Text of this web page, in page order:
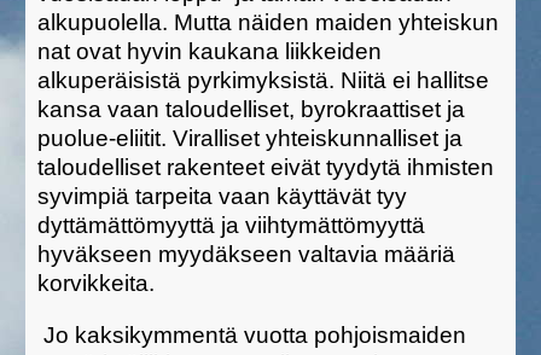
alkupuolella. Mutta näiden maiden yhteiskun
nat ovat hyvin kaukana liikkeiden
alkuperäisistä pyrkimyksistä. Niitä ei hallitse
kansa vaan taloudelliset, byrokraattiset ja
puolue-eliitit. Viralliset yhteiskunnalliset ja
taloudelliset rakenteet eivät tyydytä ihmisten
syvimpiä tarpeita vaan käyttävät tyy
dyttämättömyyttä ja viihtymättömyyttä
hyväkseen myydäkseen valtavia määriä
korvikkeita.
Jo kaksikymmentä vuotta pohjoismaiden